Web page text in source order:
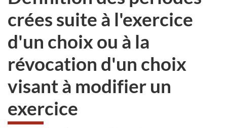
crées suite à l'exercice
d'un choix ou à la
révocation d'un choix
visant à modifier un
exercice